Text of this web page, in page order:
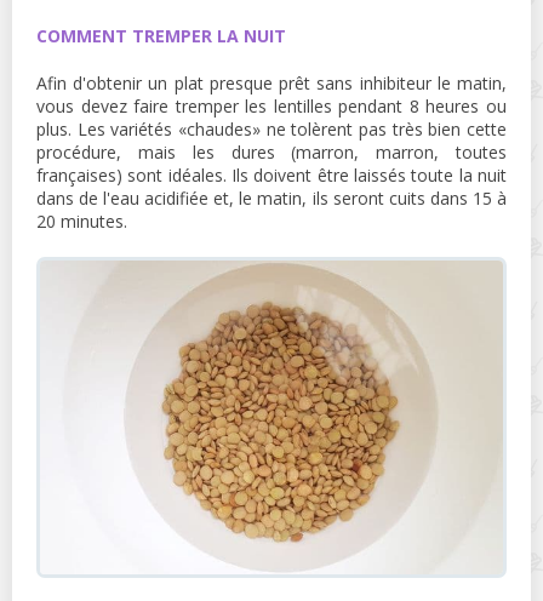
COMMENT TREMPER LA NUIT
Afin d'obtenir un plat presque prêt sans inhibiteur le matin,
vous devez faire tremper les lentilles pendant 8 heures ou
plus. Les variétés «chaudes» ne tolèrent pas très bien cette
procédure, mais les dures (marron, marron, toutes
françaises) sont idéales. Ils doivent être laissés toute la nuit
dans de l'eau acidifiée et, le matin, ils seront cuits dans 15 à
20 minutes.